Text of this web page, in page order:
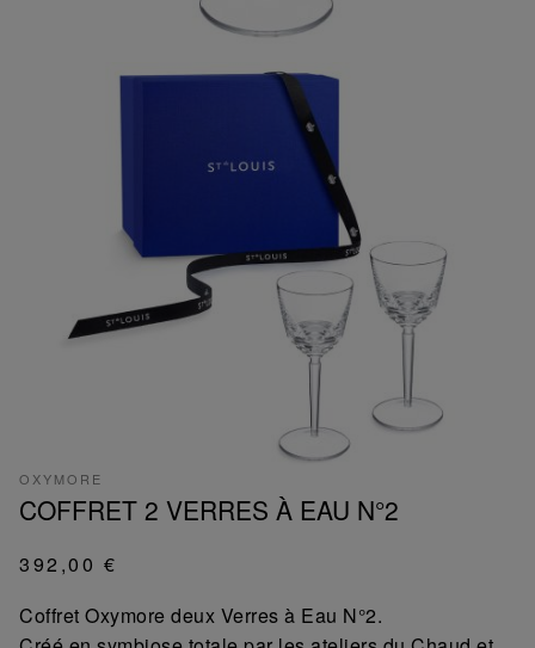
OXYMORE
COFFRET 2 VERRES À EAU N°2
392,00 €
Coffret Oxymore deux Verres à Eau N°2.